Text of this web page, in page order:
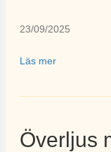
23/09/2025
Läs mer
Överljus